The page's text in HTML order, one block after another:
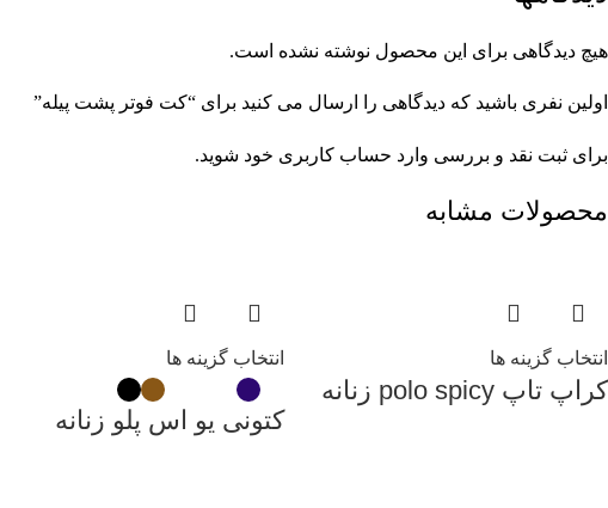
هیچ دیدگاهی برای این محصول نوشته نشده است.
اولین نفری باشید که دیدگاهی را ارسال می کنید برای “کت فوتر پشت پیله”
برای ثبت نقد و بررسی وارد حساب کاربری خود شوید.
محصولات مشابه
انتخاب گزینه ها
کراپ تاپ polo spicy زنانه
انتخاب گزینه ها
کتونی یو اس پلو زنانه